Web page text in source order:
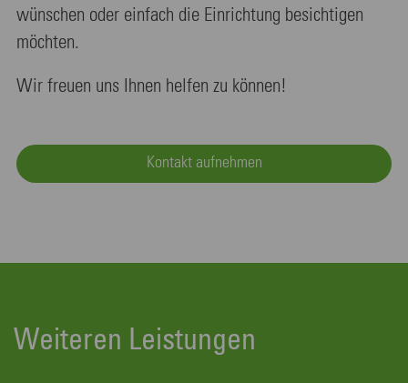
wünschen oder einfach die Einrichtung besichtigen
möchten.
Wir freuen uns Ihnen helfen zu können!
Kontakt aufnehmen
Weiteren Leistungen